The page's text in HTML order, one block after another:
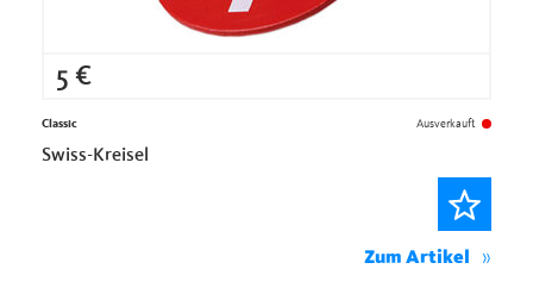
5 €
Classic Ausverkauft
Swiss-Kreisel
Zum Artikel